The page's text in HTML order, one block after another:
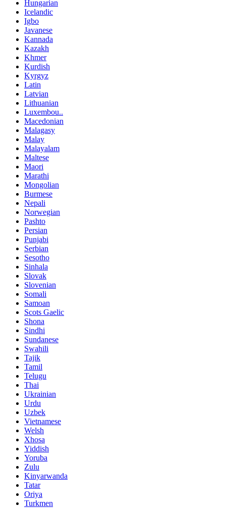
Hungarian
Icelandic
Igbo
Javanese
Kannada
Kazakh
Khmer
Kurdish
Kyrgyz
Latin
Latvian
Lithuanian
Luxembou..
Macedonian
Malagasy
Malay
Malayalam
Maltese
Maori
Marathi
Mongolian
Burmese
Nepali
Norwegian
Pashto
Persian
Punjabi
Serbian
Sesotho
Sinhala
Slovak
Slovenian
Somali
Samoan
Scots Gaelic
Shona
Sindhi
Sundanese
Swahili
Tajik
Tamil
Telugu
Thai
Ukrainian
Urdu
Uzbek
Vietnamese
Welsh
Xhosa
Yiddish
Yoruba
Zulu
Kinyarwanda
Tatar
Oriya
Turkmen